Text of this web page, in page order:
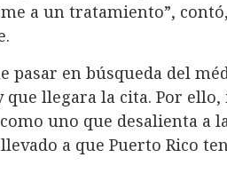
a un tratamiento”,
pasar en búsqueda del
que llegara la cita. Por
uno que desalienta a
a que Puerto Rico